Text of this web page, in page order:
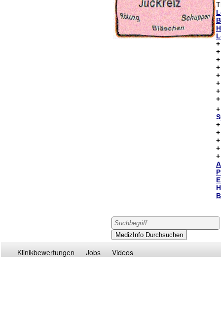
+
+
+
Klinikbewertungen Jobs Videos